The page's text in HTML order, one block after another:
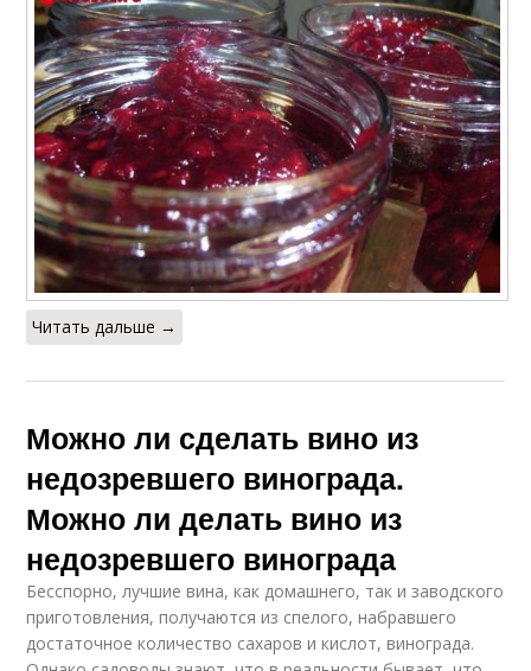
Читать дальше →
Можно ли сделать вино из
недозревшего винограда.
Можно ли делать вино из
недозревшего винограда
Бесспорно, лучшие вина, как домашнего, так и заводского
приготовления, получаются из спелого, набравшего
достаточное количество сахаров и кислот, винограда.